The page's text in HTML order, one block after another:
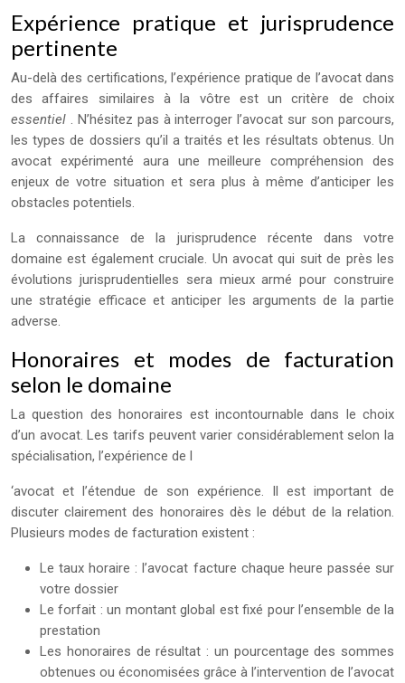
Expérience pratique et jurisprudence
pertinente
Au-delà des certifications, l’expérience pratique de l’avocat dans
des affaires similaires à la vôtre est un critère de choix
essentiel . N’hésitez pas à interroger l’avocat sur son parcours,
les types de dossiers qu’il a traités et les résultats obtenus. Un
avocat expérimenté aura une meilleure compréhension des
enjeux de votre situation et sera plus à même d’anticiper les
obstacles potentiels.
La connaissance de la jurisprudence récente dans votre
domaine est également cruciale. Un avocat qui suit de près les
évolutions jurisprudentielles sera mieux armé pour construire
une stratégie efficace et anticiper les arguments de la partie
adverse.
Honoraires et modes de facturation
selon le domaine
La question des honoraires est incontournable dans le choix
d’un avocat. Les tarifs peuvent varier considérablement selon la
spécialisation, l’expérience de l
‘avocat et l’étendue de son expérience. Il est important de
discuter clairement des honoraires dès le début de la relation.
Plusieurs modes de facturation existent :
Le taux horaire : l’avocat facture chaque heure passée sur
votre dossier
Le forfait : un montant global est fixé pour l’ensemble de la
prestation
Les honoraires de résultat : un pourcentage des sommes
obtenues ou économisées grâce à l’intervention de l’avocat